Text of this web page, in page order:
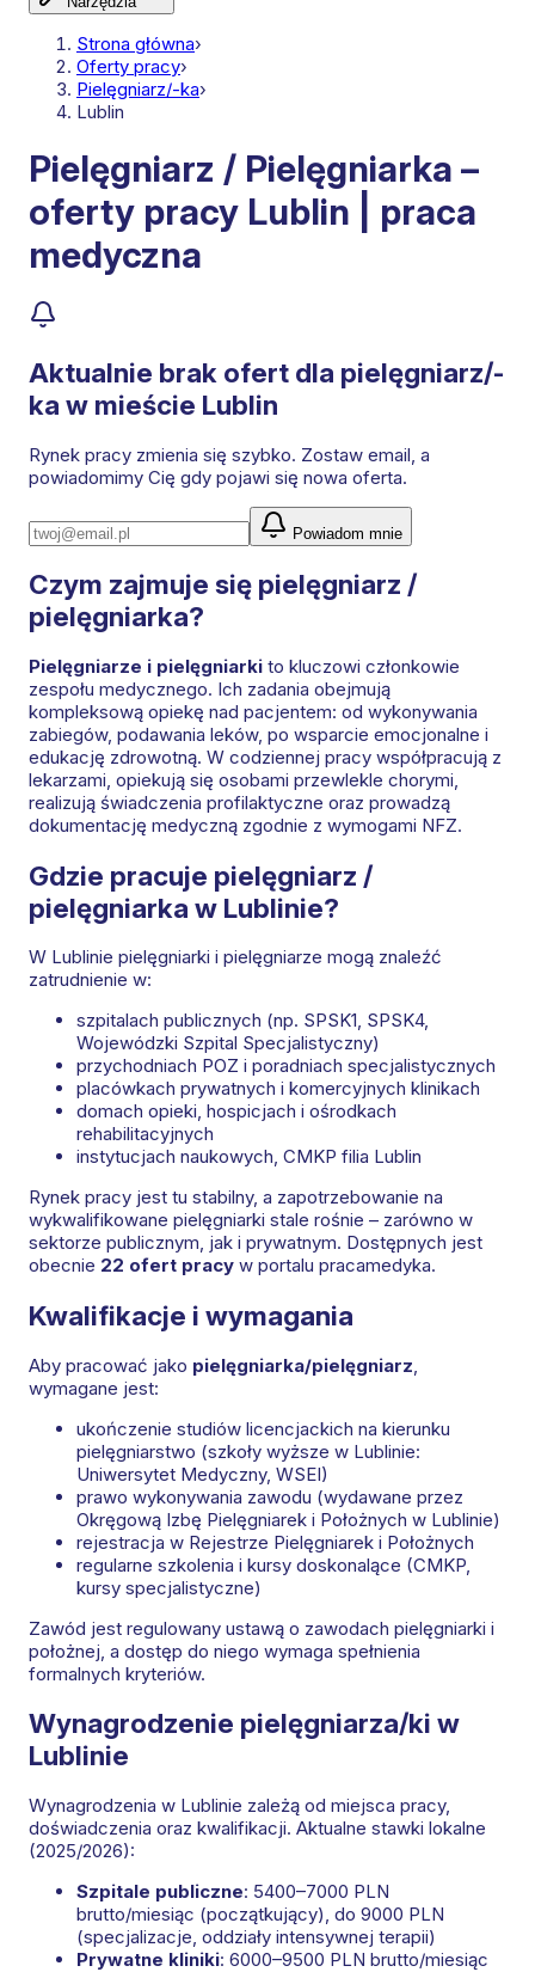
Strona główna›
Oferty pracy›
Pielęgniarz/-ka›
Lublin
Pielęgniarz / Pielęgniarka –
oferty pracy Lublin | praca
medyczna
Aktualnie brak ofert dla pielęgniarz/-
ka w mieście Lublin
Rynek pracy zmienia się szybko. Zostaw email, a
powiadomimy Cię gdy pojawi się nowa oferta.
Powiadom mnie
Czym zajmuje się pielęgniarz /
pielęgniarka?
Pielęgniarze i pielęgniarki to kluczowi członkowie
zespołu medycznego. Ich zadania obejmują
kompleksową opiekę nad pacjentem: od wykonywania
zabiegów, podawania leków, po wsparcie emocjonalne i
edukację zdrowotną. W codziennej pracy współpracują z
lekarzami, opiekują się osobami przewlekle chorymi,
realizują świadczenia profilaktyczne oraz prowadzą
dokumentację medyczną zgodnie z wymogami NFZ.
Gdzie pracuje pielęgniarz /
pielęgniarka w Lublinie?
W Lublinie pielęgniarki i pielęgniarze mogą znaleźć
zatrudnienie w:
szpitalach publicznych (np. SPSK1, SPSK4,
Wojewódzki Szpital Specjalistyczny)
przychodniach POZ i poradniach specjalistycznych
placówkach prywatnych i komercyjnych klinikach
domach opieki, hospicjach i ośrodkach
rehabilitacyjnych
instytucjach naukowych, CMKP filia Lublin
Rynek pracy jest tu stabilny, a zapotrzebowanie na
wykwalifikowane pielęgniarki stale rośnie – zarówno w
sektorze publicznym, jak i prywatnym. Dostępnych jest
obecnie 22 ofert pracy w portalu pracamedyka.
Kwalifikacje i wymagania
Aby pracować jako pielęgniarka/pielęgniarz
wymagane jest:
ukończenie studiów licencjackich na kierunku
pielęgniarstwo (szkoły wyższe w Lublinie:
Uniwersytet Medyczny, WSEI)
prawo wykonywania zawodu (wydawane przez
Okręgową Izbę Pielęgniarek i Położnych w Lublinie)
rejestracja w Rejestrze Pielęgniarek i Położnych
regularne szkolenia i kursy doskonalące (CMKP,
kursy specjalistyczne)
Zawód jest regulowany ustawą o zawodach pielęgniarki i
położnej, a dostęp do niego wymaga spełnienia
formalnych kryteriów.
Wynagrodzenie pielęgniarza/ki w
Lublinie
Wynagrodzenia w Lublinie zależą od miejsca pracy,
doświadczenia oraz kwalifikacji. Aktualne stawki lokalne
(2025/2026):
Szpitale publiczne: 5400–7000 PLN
brutto/miesiąc (początkujący), do 9000 PLN
(specjalizacje, oddziały intensywnej terapii)
Prywatne kliniki: 6000–9500 PLN brutto/miesiąc